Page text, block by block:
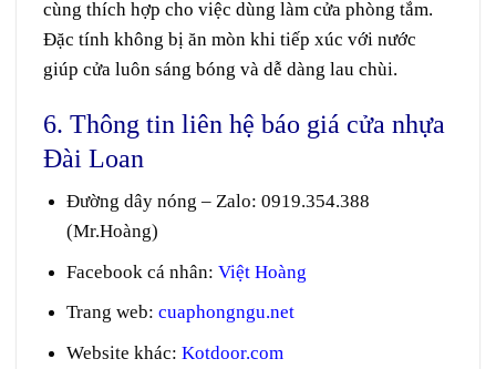
cùng thích hợp cho việc dùng làm cửa phòng tắm.
Đặc tính không bị ăn mòn khi tiếp xúc với nước
giúp cửa luôn sáng bóng và dễ dàng lau chùi.
6. Thông tin liên hệ báo giá cửa nhựa
Đài Loan
Đường dây nóng – Zalo: 0919.354.388
(Mr.Hoàng)
Facebook cá nhân: Việt Hoàng
Trang web: cuaphongngu.net
Website khác: Kotdoor.com